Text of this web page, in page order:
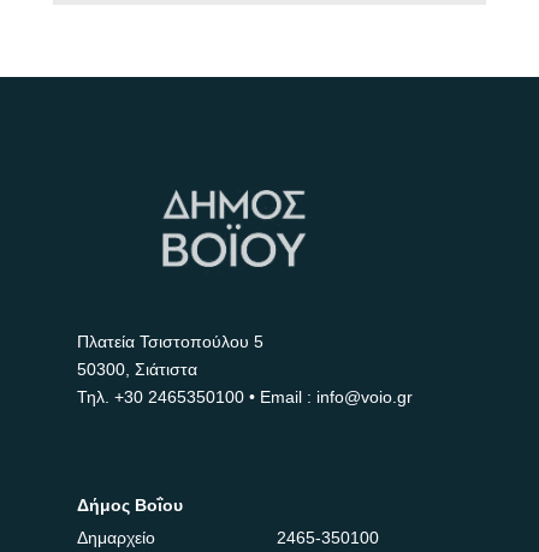
Πλατεία Τσιστοπούλου 5
50300, Σιάτιστα
Τηλ. +30 2465350100 • Email : info@voio.gr
Δήμος Βοΐου
Δημαρχείο
2465-350100